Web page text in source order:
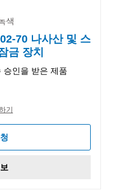
색
70 나사산 및 스
금 장치
승인을 받은 제품
기